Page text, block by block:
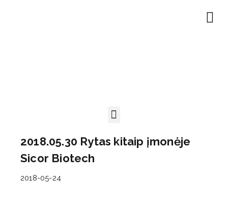
2018.05.30 Rytas kitaip įmonėje
Sicor Biotech
2018-05-24